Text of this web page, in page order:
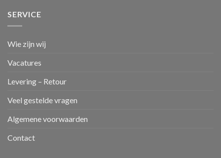
SERVICE
Wie zijn wij
Vacatures
Levering – Retour
Veel gestelde vragen
Algemene voorwaarden
Contact